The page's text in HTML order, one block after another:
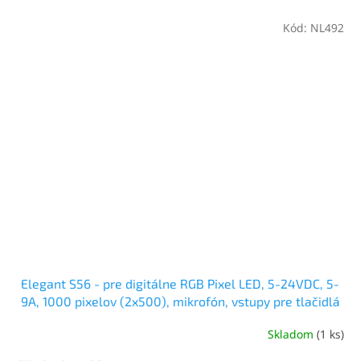
Elegant S56 - pre digitálne RGB Pixel LED, 5-24VDC, 5-
9A, 1000 pixelov (2x500), mikrofón, vstupy pre tlačidlá
Skladom (1 ks)
Kód: NL492